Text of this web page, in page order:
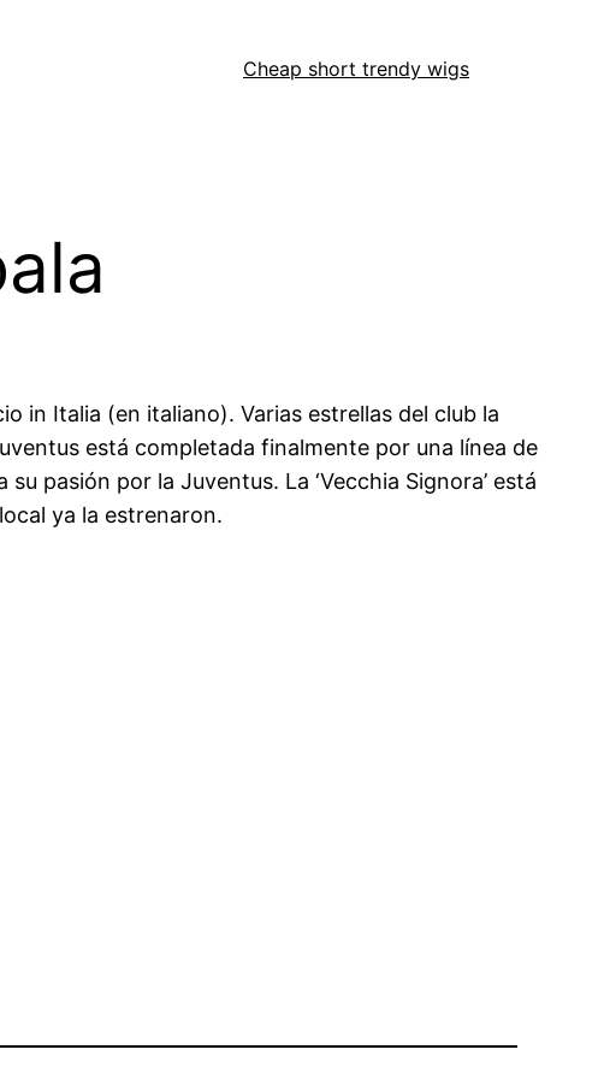
Cheap short trendy wigs
in Italia (en italiano). Varias estrellas del club la
está completada finalmente por una línea de
pasión por la Juventus. La ‘Vecchia Signora’ está
ya la estrenaron.